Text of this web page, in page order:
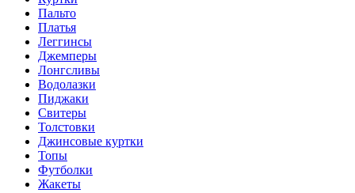
Пальто
Платья
Леггинсы
Джемперы
Лонгсливы
Водолазки
Пиджаки
Свитеры
Толстовки
Джинсовые куртки
Топы
Футболки
Жакеты